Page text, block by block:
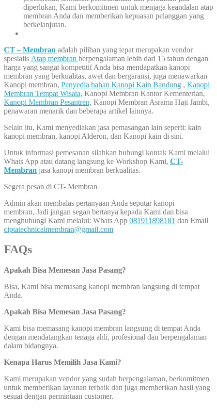
diperlukan, Kami berkomitmen untuk menjaga keandalan atap
membran Anda dan memberikan kepuasan pelanggan yang
berkelanjutan.
CT – Membran adalah pilihan yang tepat merupakan vendor
spesialis Atap membran berpengalaman lebih dari 15 tahun dengan
harga yang sangat kompetitif Anda bisa mendapatkan kanopi
membran yang berkualitas, awet dan bergaransi, juga menawarkan
Kanopi membran, Penyedia bahan Kanopi Kain Bandung , Kanopi
Membran Tempat Wisata, Kanopi Membran Kantor Kementerian,
Kanopi Membran Pesantren, Kanopi Membran Asrama Haji Jambi,
penawaran menarik dan beberapa artikel lainnya.
Selain itu, Kami menyediakan jasa pemasangan lain seperti: kain
kanopi membran, kanopi Alderon, dan Kanopi kain di sini.
Untuk informasi pemesanan silahkan hubungi kontak Kami melalui
Whats App atau datang langsung ke Workshop Kami, CT-
Membran jasa kanopi membran berkualitas.
Segera pesan di CT- Membran
Admin akan membalas pertanyaan Anda seputar kanopi
membran, Jadi jangan segan bertanya kepada Kami dan bisa
menghubungi Kami melalui: Whats App 081911898181 dan Email
ciptatechnicalmembran@gmail.com
FAQs
Apakah Bisa Memesan Jasa Pasang?
Bisa, Kami bisa memasang kanopi membran langsung di tempat
Anda.
Apakah Bisa Memesan Jasa Pasang?
Kami bisa memasang kanopi membran langsung di tempat Anda
dengan mendatangkan tenaga ahli, profesional dan berpengalaman
dalam bidangnya.
Kenapa Harus Memilih Jasa Kami?
Kami merupakan vendor yang sudah berpengalaman, berkomitmen
untuk memberikan layanan terbaik dan juga memberikan hasil yang
sesuai dengan permintaan customer.